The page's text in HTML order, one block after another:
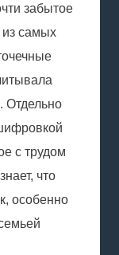
забытое
самых
Отдельно
с трудом
что
особенно